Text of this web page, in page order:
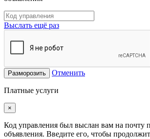
Выслать ещё раз
Разморозить Отменить
Платные услуги
×
Код управления был выслан вам на почту
объявления. Введите его, чтобы